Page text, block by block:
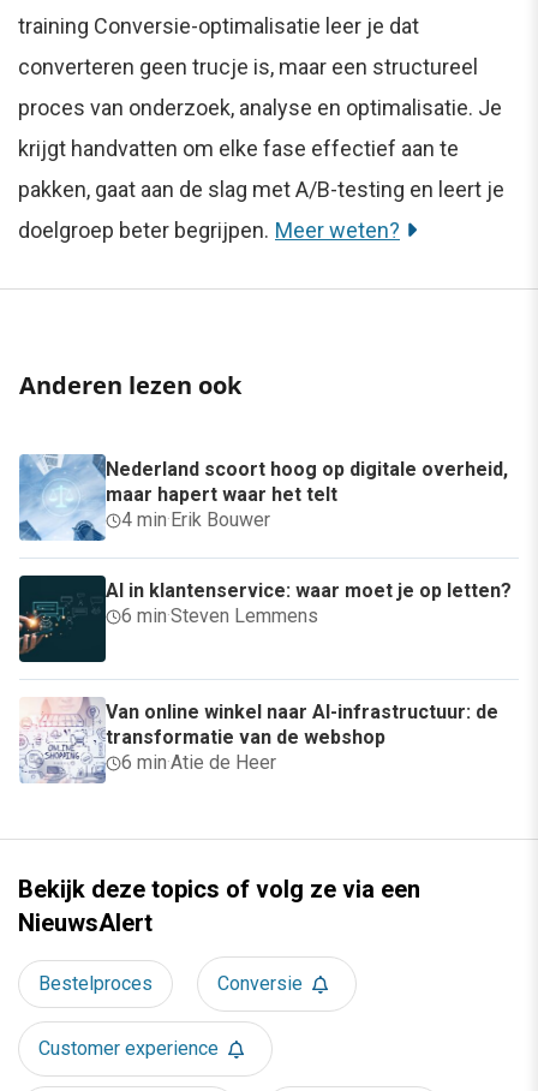
training Conversie-optimalisatie leer je dat
converteren geen trucje is, maar een structureel
proces van onderzoek, analyse en optimalisatie. Je
krijgt handvatten om elke fase effectief aan te
pakken, gaat aan de slag met A/B-testing en leert je
doelgroep beter begrijpen. Meer weten?
Anderen lezen ook
Nederland scoort hoog op digitale overheid,
maar hapert waar het telt
4 min· Erik Bouwer
AI in klantenservice: waar moet je op letten?
6 min·Steven Lemmens
Van online winkel naar AI-infrastructuur: de
transformatie van de webshop
6 min·Atie de Heer
Bekijk deze topics of volg ze via een
NieuwsAlert
Bestelproces Conversie
Customer experience